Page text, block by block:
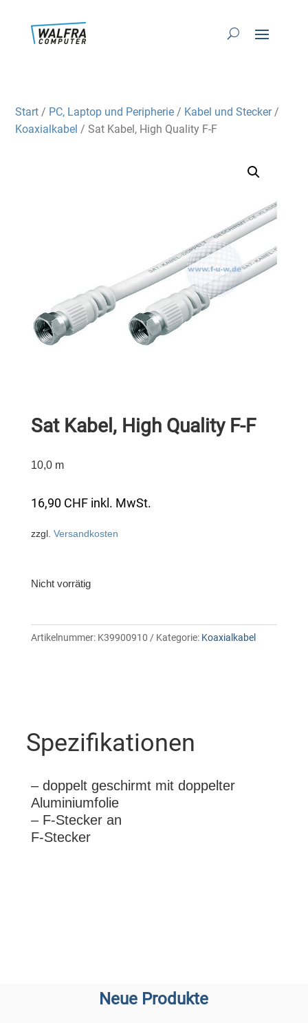
Start / PC, Laptop und Peripherie / Kabel und Stecker/
Koaxialkabel / Sat Kabel, High Quality F-F
Sat Kabel, High Quality F-F
10,0 m
16,90 CHF inkl. MwSt.
zzgl. Versandkosten
Nicht vorrätig
Artikelnummer: K39900910 Kategorie: Koaxialkabel
Spezifikationen
– doppelt geschirmt mit doppelter
Aluminiumfolie
– F-Stecker an
F-Stecker
Neue Produkte